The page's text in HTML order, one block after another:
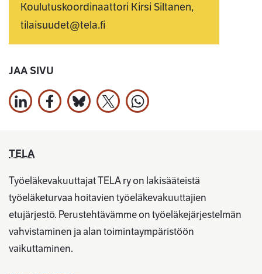
Koulutuskoordinaattori Kirsi Siltanen,
tilaisuudet@tela.fi
JAA SIVU
Jaa LinkedInissä
Jaa Facebookissa
Jaa Bluesky:ssa
Jaa X:ssäJaa WhatsApissa
TELA
Työeläkevakuuttajat TELA ry on lakisääteistä
työeläketurvaa hoitavien työeläkevakuuttajien
etujärjestö. Perustehtävämme on työeläkejärjestelmän
vahvistaminen ja alan toimintaympäristöön
vaikuttaminen.